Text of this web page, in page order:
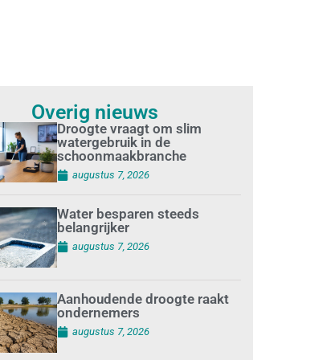
Overig nieuws
Droogte vraagt om slim
watergebruik in de
schoonmaakbranche
augustus 7, 2026
Water besparen steeds
belangrijker
augustus 7, 2026
Aanhoudende droogte raakt
ondernemers
augustus 7, 2026